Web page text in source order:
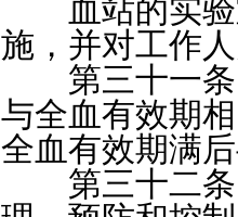
血站的实验
施，并对工作
第三十一条
与全血有效期
全血有效期满
第三十二条